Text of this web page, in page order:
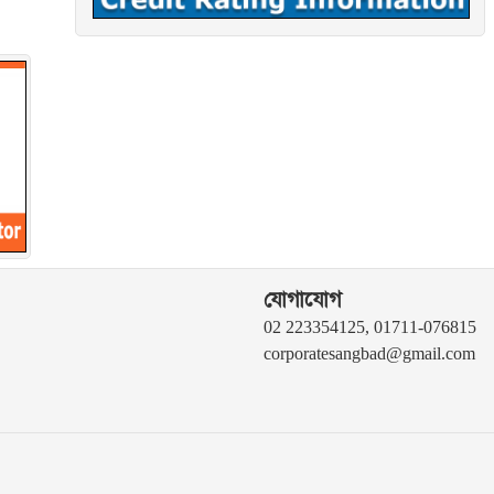
যোগাযোগ
02 223354125, 01711-076815
corporatesangbad@gmail.com